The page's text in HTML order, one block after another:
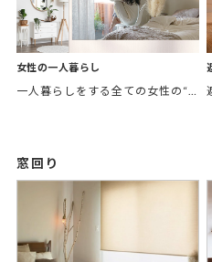
女性の一人暮らし
一人暮らしをする全ての女性の“欲
窓回り